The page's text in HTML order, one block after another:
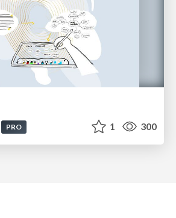
PRO 1 300